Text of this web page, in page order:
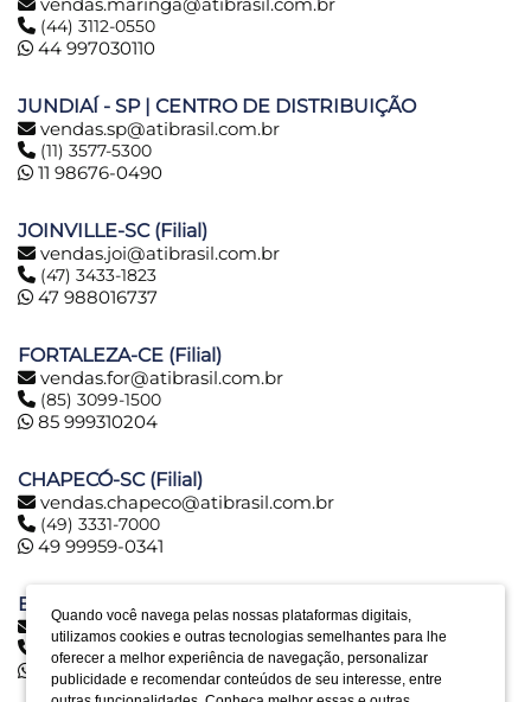
Quando você navega pelas nossas plataformas digitais,
utilizamos cookies e outras tecnologias semelhantes para lhe
oferecer a melhor experiência de navegação, personalizar
publicidade e recomendar conteúdos de seu interesse, entre
(44) 3112-0550
44 997030110
JUNDIAÍ - SP | CENTRO DE DISTRIBUIÇÃO
vendas.sp@atibrasil.com.br
(11) 3577-5300
11 98676-0490
JOINVILLE-SC (Filial)
vendas.joi@atibrasil.com.br
(47) 3433-1823
47 988016737
FORTALEZA-CE (Filial)
vendas.for@atibrasil.com.br
(85) 3099-1500
85 999310204
CHAPECÓ-SC (Filial)
vendas.chapeco@atibrasil.com.br
(49) 3331-7000
49 99959-0341
BELO HORIZONTE-MG (Filial)
vendas.bh@atibrasil.com.br
(31) 2516-6974
31 992890773